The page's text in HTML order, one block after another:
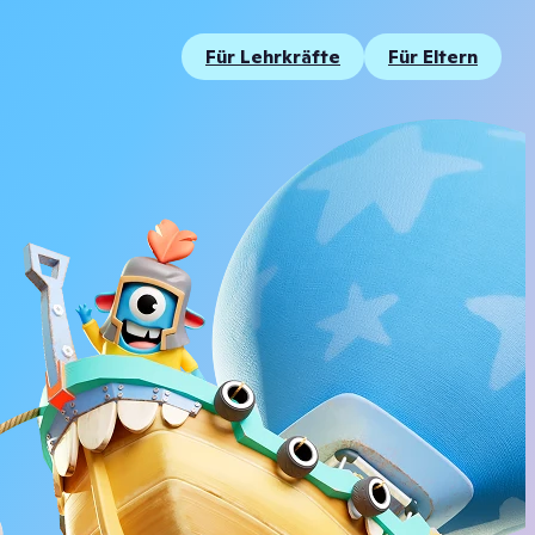
Für Lehrkräfte Für Eltern